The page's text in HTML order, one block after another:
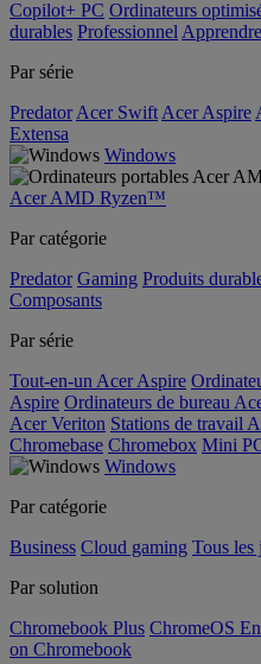
Copilot+ PC Ordinateurs
durables Professionnel Apprendre
Par série
Predator Acer Swift Acer Aspire
Extensa
Windows
Acer AMD Ryzen™
Par catégorie
Predator Gaming Produits
Composants
Par série
Tout-en-un Acer Aspire
Aspire Ordinateurs de bureau
Acer Veriton Stations de travail
Chromebase Chromebox Mini
Windows
Par catégorie
Business Cloud gaming Tous les
Par solution
Chromebook Plus ChromeOS
on Chromebook